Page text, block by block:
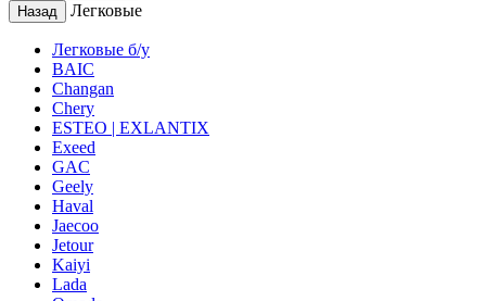
Назад
Легковые
Легковые б/у
BAIC
Changan
Chery
ESTEO | EXLANTIX
Exeed
GAC
Geely
Haval
Jaecoo
Jetour
Kaiyi
Lada